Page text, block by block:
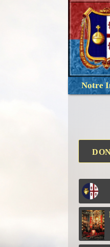
Notre